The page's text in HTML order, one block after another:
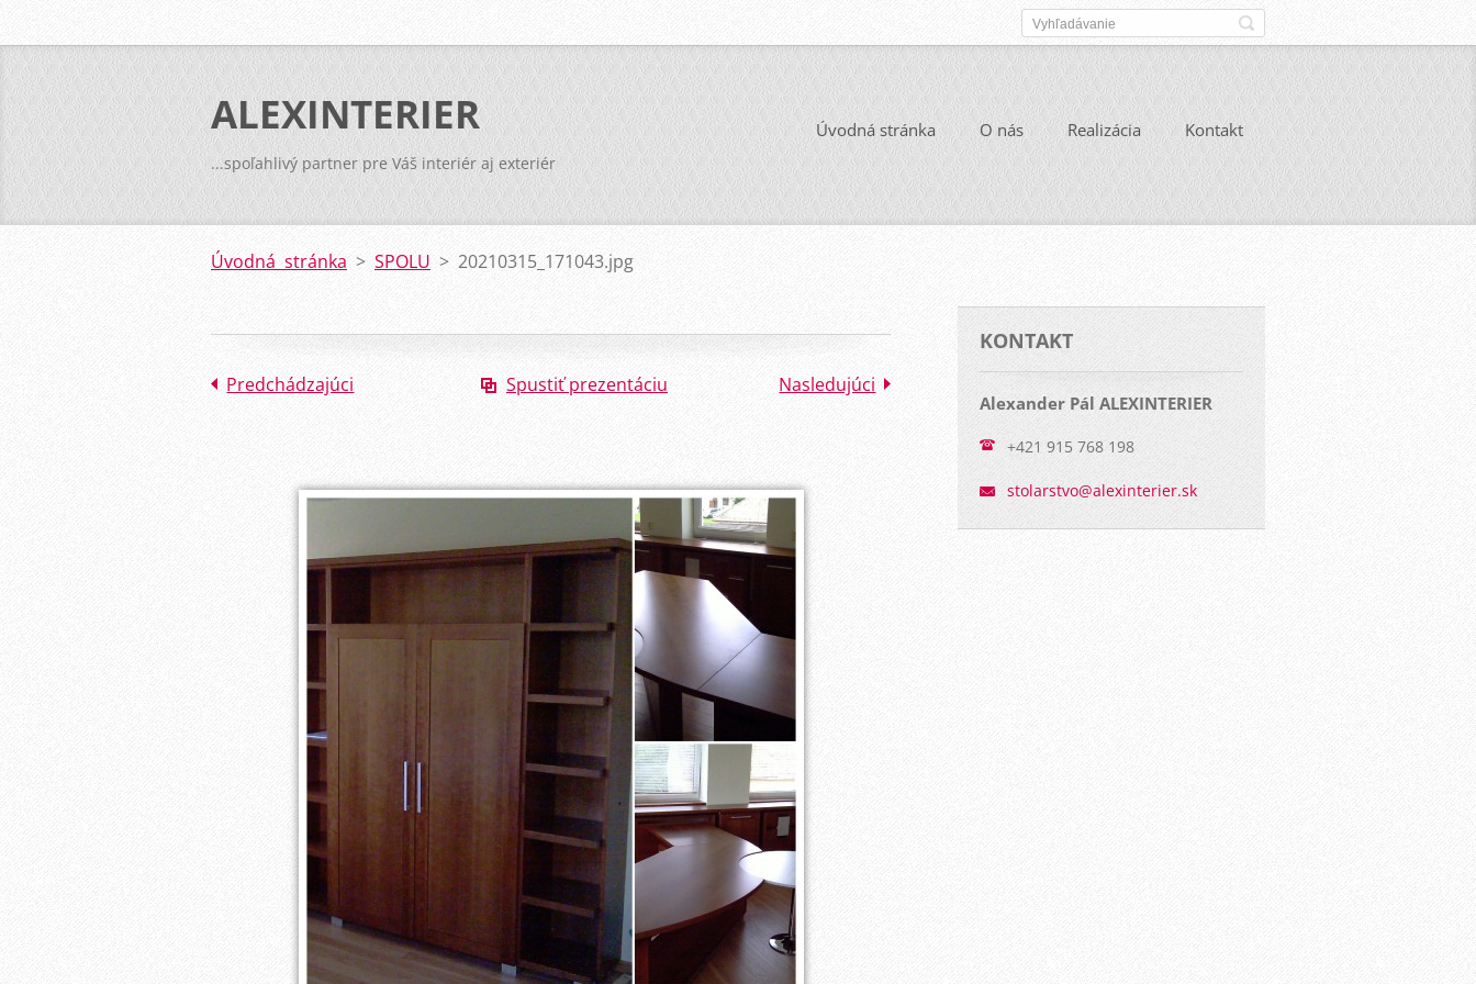
ALEXINTERIER
...spoľahlivý partner pre Váš interiér aj exteriér
Úvodná stránka O nás Realizácia Kontakt
Úvodná stránka > SPOLU > 20210315_171043.jpg
Predchádzajúci Spustiť prezentáciu Nasledujúci
KONTAKT
Alexander Pál ALEXINTERIER
+421 915 768 198
stolarstvo@alexinterier.sk